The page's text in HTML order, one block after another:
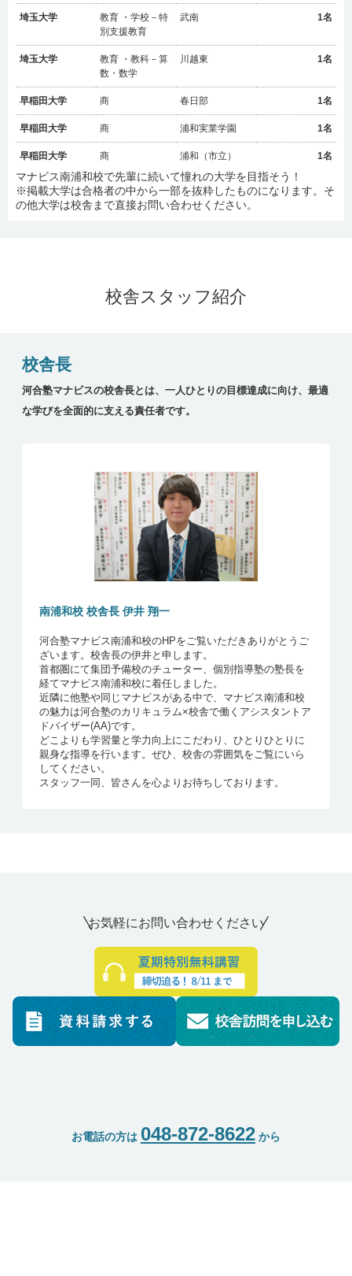
埼玉大学
教育 ・学校－特
別支援教育
武南 1名
埼玉大学
教育 ・教科－算
数・数学
川越東 1名
早稲田大学 商 春日部 1名
早稲田大学 商 浦和実業学園 1名
早稲田大学 商 浦和（市立） 1名
早稲田大学 社会科学 浦和（市立）
早稲田大学 文化構想 浦和（市立）
人間科学 ・人間
淑徳与野
慶應義塾大学 総合政策 川越東
看護
先進工 ・物理工 栄北
創域理工 ・先端
物理
栄北
創域理工 蕨
（社会システ
ム・データ科
学）
マナビス南浦和校で先輩に続いて憧れの大学を目指そう！
※掲載大学は合格者の中から一部を抜粋したものになります。そ
の他大学は校舎まで直接お問い合わせください。
校舎スタッフ紹介
校舎長
河合塾マナビスの校舎長とは、一人ひとりの目標達成に向け、最適
な学びを全面的に支える責任者です。
南浦和校 校舎長 伊井 翔一
河合塾マナビス南浦和校のHPをご覧いただきありがとうご
ざいます。校舎長の伊井と申します。
首都圏にて集団予備校のチューター、個別指導塾の塾長を
経てマナビス南浦和校に着任しました。
近隣に他塾や同じマナビスがある中で、マナビス南浦和校
の魅力は河合塾のカリキュラム×校舎で働くアシスタントア
ドバイザー(AA)です。
どこよりも学習量と学力向上にこだわり、ひとりひとりに
親身な指導を行います。ぜひ、校舎の雰囲気をご覧にいら
してください。
スタッフ一同、皆さんを心よりお待ちしております。
お気軽にお問い合わせください
お電話の方は 048-872-8622 から